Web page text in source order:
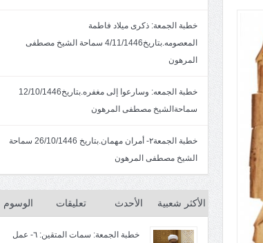
خطبة الجمعة: ذكرى ميلاد فاطمة
المعصومه.بتاريخ4/11/1446 سماحة الشيخ مصطفى
المرهون
خطبة الجمعه: وسارعوا إلى مغفره.بتاريخ12/10/1446
سماحةالشيخ مصطفى المرهون
خطبة الجمعة٢- أمران مهمان.بتاريخ 26/10/1446 سماحة
الشيخ مصطفى المرهون
الأكثر شعبية الأحدث تعليقات الوسوم
خطبة الجمعة: سمات المتقين: ٦- عمل